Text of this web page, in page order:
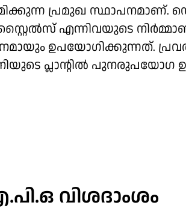
പ്രമുഖ സ്ഥാപനമാണ്.
എന്നിവയുടെ
ഉപയോഗിക്കുന്നത്.
പ്ലാന്റിൽ പുനരുപയോഗ
വിശദാംശം